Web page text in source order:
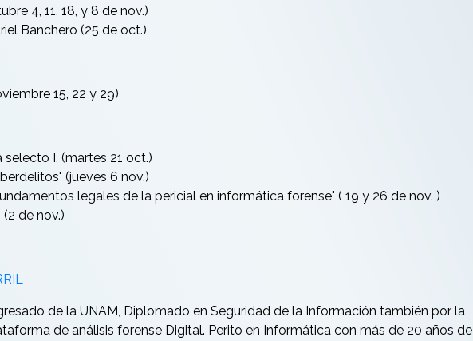
4, 11, 18, y 8 de nov.)
Banchero (25 de oct.)
15, 22 y 29)
selecto I. (martes 21 oct.)
(jueves 6 nov.)
legales de la pericial en informática forense" ( 19 y 26 de nov. )
de nov.)
de la UNAM, Diplomado en Seguridad de la Información también por la
de análisis forense Digital. Perito en Informática con más de 20 años de